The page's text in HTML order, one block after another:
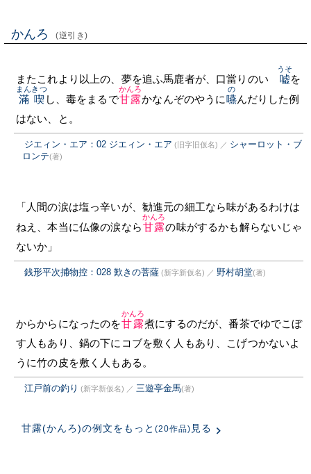
かんろ (逆引き)
またこれより以上の、夢を追ふ馬鹿者が、口當りのいゝ 嘘
うそ
を
滿喫
まんきつ
し、毒をまるで甘露
かんろ
かなんぞのやうに嚥
の
んだりした例
はない、と。
ジエィン・エア：02 ジエィン・エア (旧字旧仮名) ／ シャーロット・ブ
ロンテ(著)
「人間の涙は塩っ辛いが、勧進元の細工なら味があるわけは
ねえ、本当に仏像の涙なら甘露
かんろ
の味がするかも解らないじゃ
ないか」
銭形平次捕物控：028 歎きの菩薩 (新字新仮名) ／ 野村胡堂(著)
からからになったのを甘露
かんろ
煮にするのだが、番茶でゆでこぼ
す人もあり、鍋の下にコブを敷く人もあり、こげつかないよ
うに竹の皮を敷く人もある。
江戸前の釣り (新字新仮名) ／ 三遊亭金馬(著)
甘露(かんろ)の例文をもっと (20作品) 見る